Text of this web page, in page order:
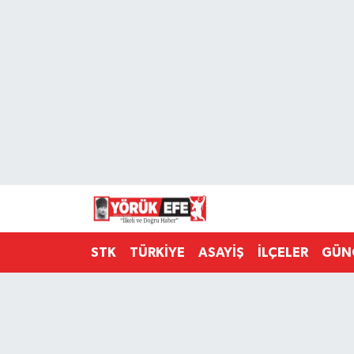
STK TÜRKİYE ASAYİŞ İLÇELER
Süper Lig Puan Durumu ve Fikstür
Tüm Manşetler